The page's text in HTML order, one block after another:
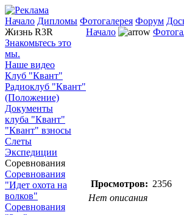
Начало Дипломы Фотогалерея Форум
Жизнь R3R
Знакомьтесь это
мы.
Наше видео
Клуб "Квант"
Радиоклуб "Квант"
(Положение)
Документы
клуба "Квант"
"Квант" взносы
Слеты
Экспедиции
Соревнования
Соревнования
"Идет охота на
волков"
Соревнования
Начало
Просмотров: 2356
Нет описания